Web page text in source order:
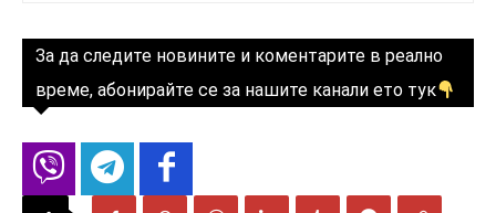
За да следите новините и коментарите в реално
време, абонирайте се за нашите канали ето тук